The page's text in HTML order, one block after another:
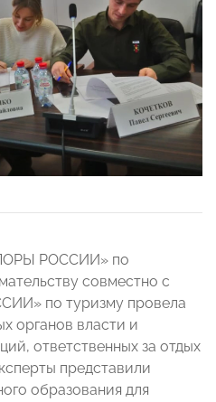
РОССИИ» по
совместно с
по туризму провела
органов власти и
ответственных за отдых
представили
образования для